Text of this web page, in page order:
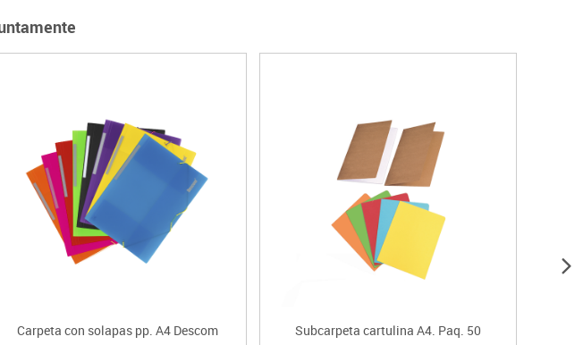
Carpeta con solapas pp. A4 Descom Subcarpeta cartulina A4. Paq. 50